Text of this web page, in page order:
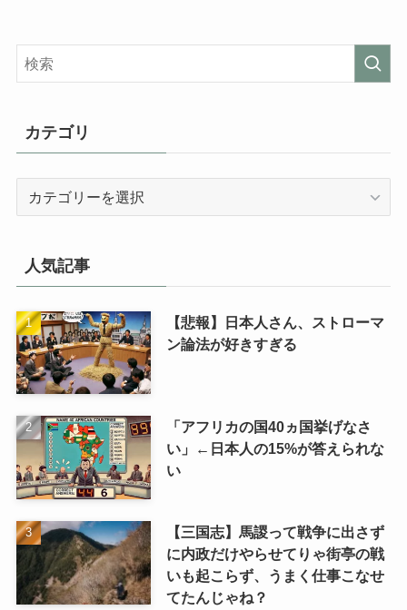
カテゴリ
人気記事
【悲報】日本人さん、ストローマ
ン論法が好きすぎる
「アフリカの国40ヵ国挙げなさ
い」←日本人の15%が答えられな
い
【三国志】馬謖って戦争に出さず
に内政だけやらせてりゃ街亭の戦
いも起こらず、うまく仕事こなせ
てたんじゃね？